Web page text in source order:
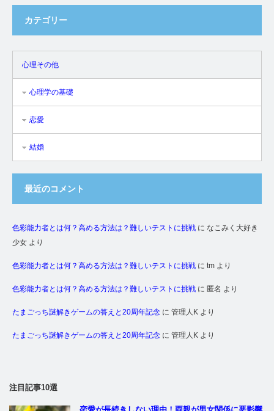
カテゴリー
心理その他
心理学の基礎
恋愛
結婚
最近のコメント
色彩能力者とは何？高める方法は？難しいテストに挑戦 に なこみく大好き
少女 より
色彩能力者とは何？高める方法は？難しいテストに挑戦 に tm より
色彩能力者とは何？高める方法は？難しいテストに挑戦 に 匿名 より
たまごっち謎解きゲームの答えと20周年記念 に 管理人K より
たまごっち謎解きゲームの答えと20周年記念 に 管理人K より
注目記事10選